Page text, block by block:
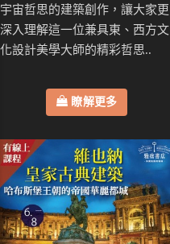
宇宙哲思的建築創作，讓大家更
深入理解這一位兼具東、西方文
化設計美學大師的精彩哲思..
瞭解更多